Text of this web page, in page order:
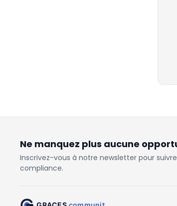
Ne manquez plus aucune
Inscrivez-vous à notre newsletter pour
compliance.